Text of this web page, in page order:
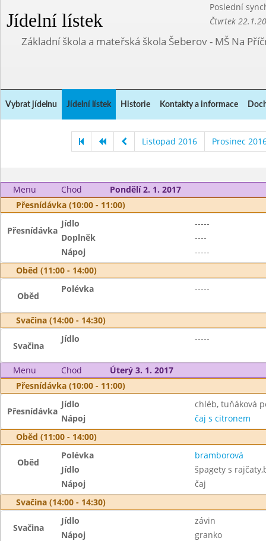
Jídelní lístek
Poslední
Čtvrtek
Základní škola a mateřská škola Šeberov - MŠ Na
Vybrat jídelnu Jídelní lístek Historie Kontakty a informace
Listopad 2016 Prosinec
Menu Chod
Pondělí 2. 1. 2017
Přesnídávka (10:00 - 11:00)
Přesnídávka
Jídlo
-----
Doplněk
----
Nápoj
-----
Oběd (11:00 - 14:00)
Oběd
Polévka -----
Svačina (14:00 - 14:30)
Svačina
Jídlo -----
Menu Chod
Úterý 3. 1. 2017
Přesnídávka (10:00 - 11:00)
Přesnídávka
Jídlo
chléb, tuňáková
Nápoj
čaj s citronem
Oběd (11:00 - 14:00)
Oběd
Polévka
bramborová
Jídlo
špagety s
Nápoj
čaj
Svačina (14:00 - 14:30)
Svačina
Jídlo
závin
Nápoj
granko